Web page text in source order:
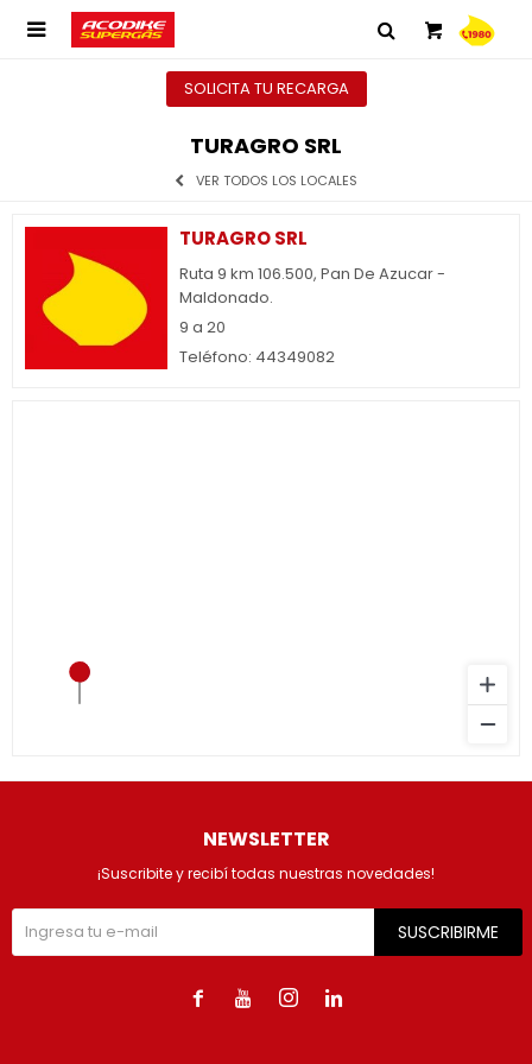

SOLICITA TU RECARGA
TURAGRO SRL
VER TODOS LOS LOCALES
TURAGRO SRL
Ruta 9 km 106.500, Pan De Azucar -
Maldonado.
9 a 20
Teléfono: 44349082
NEWSLETTER
¡Suscribite y recibí todas nuestras novedades!
SUSCRIBIRME
   